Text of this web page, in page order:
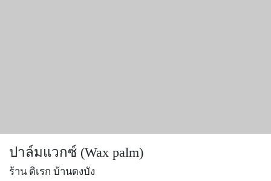
ปาล์มแวกซ์ (Wax palm)
ร้าน ดิเรก บ้านดงบัง